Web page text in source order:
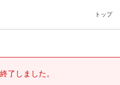
トップ
了しました。